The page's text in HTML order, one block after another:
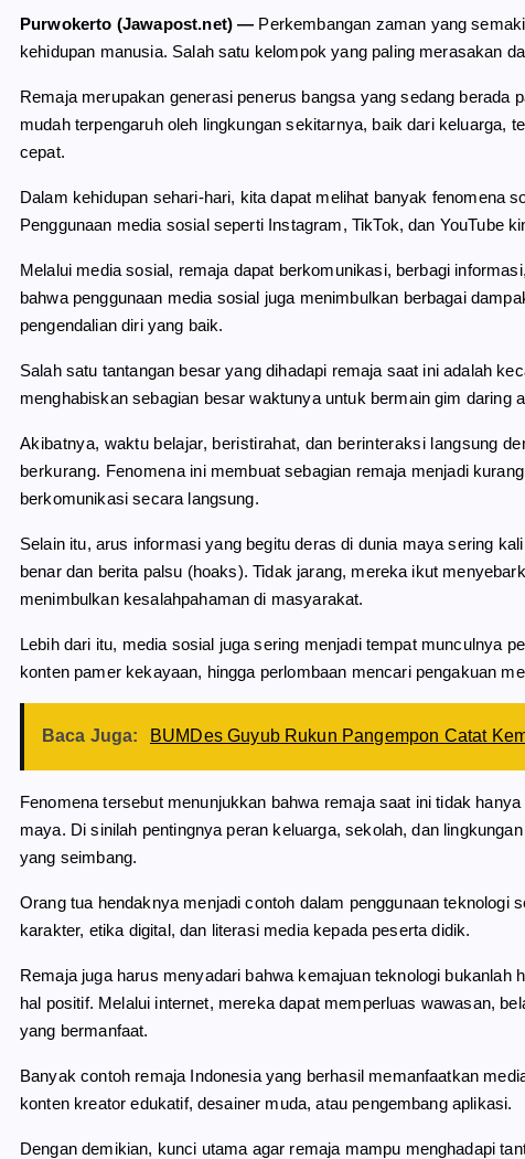
o
k
a
m
p
p
Purwokerto (Jawapost.net) — Perkembangan zaman yang
kehidupan manusia. Salah satu kelompok yang paling merasakan
Remaja merupakan generasi penerus bangsa yang sedang berada
mudah terpengaruh oleh lingkungan sekitarnya, baik dari keluarga,
cepat.
Dalam kehidupan sehari-hari, kita dapat melihat banyak fenomena
Penggunaan media sosial seperti Instagram, TikTok, dan YouTube
Melalui media sosial, remaja dapat berkomunikasi, berbagi
bahwa penggunaan media sosial juga menimbulkan berbagai
pengendalian diri yang baik.
Salah satu tantangan besar yang dihadapi remaja saat ini adalah
menghabiskan sebagian besar waktunya untuk bermain gim daring
Akibatnya, waktu belajar, beristirahat, dan berinteraksi langsung
berkurang. Fenomena ini membuat sebagian remaja menjadi
berkomunikasi secara langsung.
Selain itu, arus informasi yang begitu deras di dunia maya sering
benar dan berita palsu (hoaks). Tidak jarang, mereka ikut
menimbulkan kesalahpahaman di masyarakat.
Lebih dari itu, media sosial juga sering menjadi tempat munculnya
konten pamer kekayaan, hingga perlombaan mencari pengakuan
Baca Juga: BUMDes Guyub Rukun Pangempon Catat
Fenomena tersebut menunjukkan bahwa remaja saat ini tidak
maya. Di sinilah pentingnya peran keluarga, sekolah, dan
yang seimbang.
Orang tua hendaknya menjadi contoh dalam penggunaan teknologi
karakter, etika digital, dan literasi media kepada peserta didik.
Remaja juga harus menyadari bahwa kemajuan teknologi
hal positif. Melalui internet, mereka dapat memperluas wawasan,
yang bermanfaat.
Banyak contoh remaja Indonesia yang berhasil memanfaatkan
konten kreator edukatif, desainer muda, atau pengembang aplikasi.
Dengan demikian, kunci utama agar remaja mampu menghadapi